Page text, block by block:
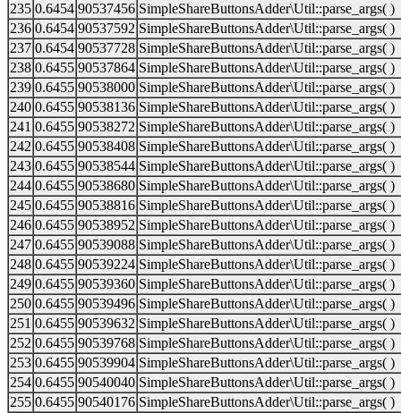
235 0.6454 90537456 SimpleShareButtonsAdder\Util::parse_args( )
236 0.6454 90537592 SimpleShareButtonsAdder\Util::parse_args( )
237 0.6454 90537728 SimpleShareButtonsAdder\Util::parse_args( )
238 0.6455 90537864 SimpleShareButtonsAdder\Util::parse_args( )
239 0.6455 90538000 SimpleShareButtonsAdder\Util::parse_args( )
240 0.6455 90538136 SimpleShareButtonsAdder\Util::parse_args( )
241 0.6455 90538272 SimpleShareButtonsAdder\Util::parse_args( )
242 0.6455 90538408 SimpleShareButtonsAdder\Util::parse_args( )
243 0.6455 90538544 SimpleShareButtonsAdder\Util::parse_args( )
244 0.6455 90538680 SimpleShareButtonsAdder\Util::parse_args( )
245 0.6455 90538816 SimpleShareButtonsAdder\Util::parse_args( )
246 0.6455 90538952 SimpleShareButtonsAdder\Util::parse_args( )
247 0.6455 90539088 SimpleShareButtonsAdder\Util::parse_args( )
248 0.6455 90539224 SimpleShareButtonsAdder\Util::parse_args( )
249 0.6455 90539360 SimpleShareButtonsAdder\Util::parse_args( )
250 0.6455 90539496 SimpleShareButtonsAdder\Util::parse_args( )
251 0.6455 90539632 SimpleShareButtonsAdder\Util::parse_args( )
252 0.6455 90539768 SimpleShareButtonsAdder\Util::parse_args( )
253 0.6455 90539904 SimpleShareButtonsAdder\Util::parse_args( )
254 0.6455 90540040 SimpleShareButtonsAdder\Util::parse_args( )
255 0.6455 90540176 SimpleShareButtonsAdder\Util::parse_args( )